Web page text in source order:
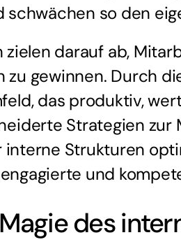
schwächen so den
zielen darauf ab,
gewinnen. Durch
das produktiv,
Strategien
Strukturen
engagierte und
des